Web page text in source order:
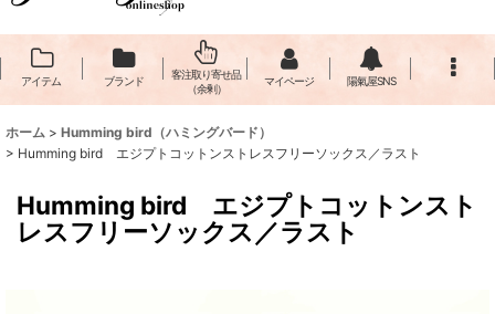
アイテム ブランド
客注取り寄せ品
（余剰）
マイページ 陽氣屋SNS
ホーム > Humming bird（ハミングバード）
> Humming bird エジプトコットンストレスフリーソックス／ラスト
Humming bird エジプトコットンスト
レスフリーソックス／ラスト